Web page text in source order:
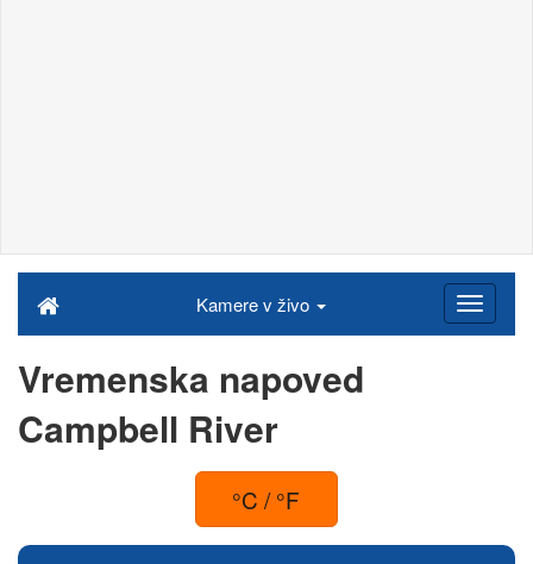
Kamere v živo
Vremenska napoved
Campbell River
°C / °F